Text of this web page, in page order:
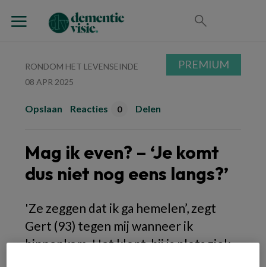
RONDOM HET LEVENSEINDE
08 APR 2025
Opslaan Reacties 0 Delen
Mag ik even? – ‘Je komt
dus niet nog eens langs?’
'Ze zeggen dat ik ga hemelen’, zegt
Gert (93) tegen mij wanneer ik
binnenkom. Het klopt, hij is plots ziek
PREMIUM